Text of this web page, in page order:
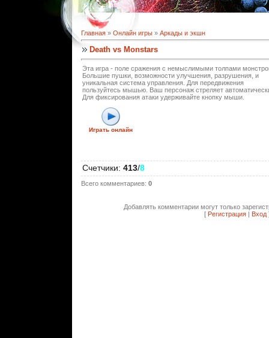
Главная » Онлайн игры » Аркады и экшн
Death vs Monstars
Эта игра - поле сражения с немыслимыми толпами
Большие пушки, возможности улучшения, разрушения, и
уникальная система управления. Для передвижения
пользуйтесь мышью. Ваш персонаж стреляет
Для фиксирования атаки удерживайте кнопку мыши.
Играть онлайн
Счетчики: 413/8
Всего комментариев: 0
Добавлять комментарии могут только
[ Регистрация Вход